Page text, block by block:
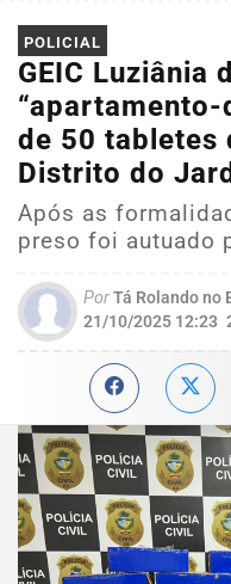
POLICIAL
GEIC Luziânia
de 50 tabletes
Distrito do
Após as
preso foi autuado
PorTá Rolando no
21/10/2025 12:23